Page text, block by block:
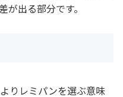
出る部分です。
りレミパンを選ぶ意味